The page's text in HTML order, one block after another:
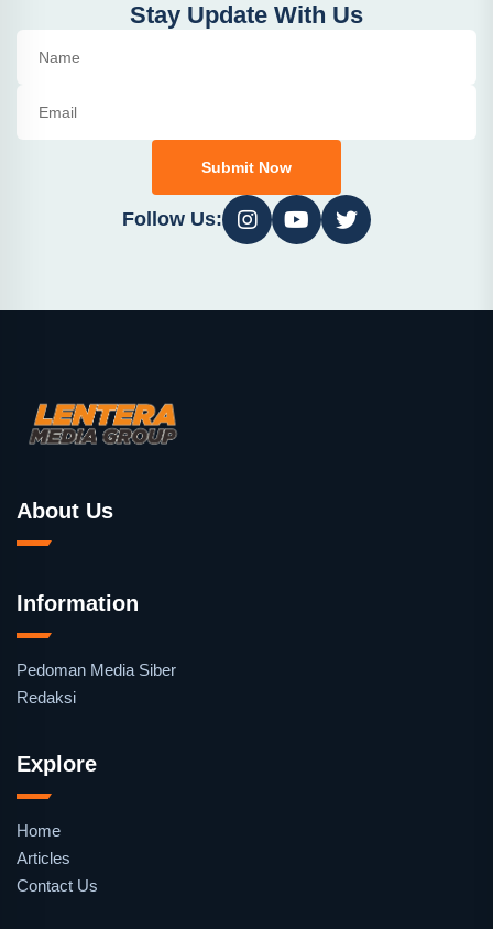
Stay Update With Us
Submit Now
Follow Us:
About Us
Information
Pedoman Media Siber
Redaksi
Explore
Home
Articles
Contact Us